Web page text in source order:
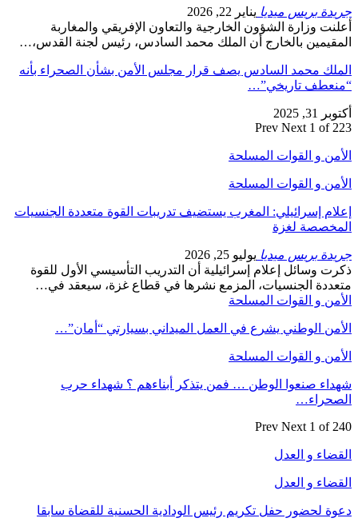
جريدة بريس ميديا يناير 22, 2026
أعلنت وزارة الشؤون الخارجية والتعاون الإفريقي والمغاربة
المقيمين بالخارج أن الملك محمد السادس، رئيس لجنة القدس،…
الملك محمد السادس يصف قرار مجلس الأمن بشأن الصحراء بأنه
“منعطف تاريخي”…
أكتوبر 31, 2025
Prev Next 1 of 223
الأمن و القوات المسلحة
الأمن و القوات المسلحة
إعلام إسرائيلي: المغرب يستضيف تدريبات القوة متعددة الجنسيات
المخصصة لغزة
جريدة بريس ميديا يوليو 25, 2026
ذكرت وسائل إعلام إسرائيلية أن التدريب التأسيسي الأول للقوة
متعددة الجنسيات، المزمع نشرها في قطاع غزة، سيعقد في…
الأمن و القوات المسلحة
الأمن الوطني يشرع في العمل الميداني بسيارتي “أمان”…
الأمن و القوات المسلحة
شهداء صنعوا الوطن … فمن يتذكر أبناءهم ؟ شهداء حرب
الصحراء…
Prev Next 1 of 240
القضاء و العدل
القضاء و العدل
دعوة لحضور حفل تكريم رئيس الودادية الحسنية للقضاة سابقا